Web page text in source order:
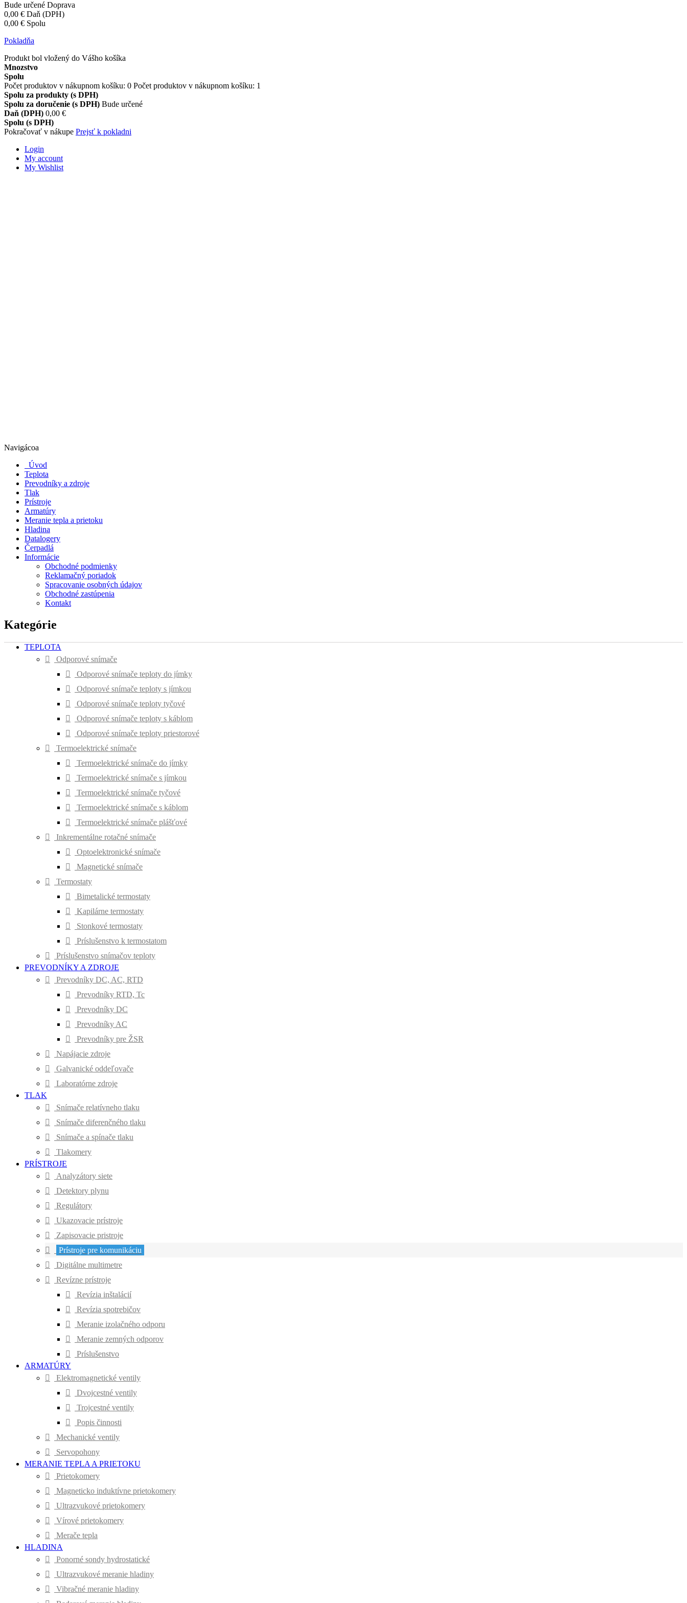
Bude určené Doprava
0,00 € Daň (DPH)
0,00 € Spolu
Pokladňa
Produkt bol vložený do Vášho košíka
Mnozstvo
Spolu
Počet produktov v nákupnom košíku: 0 Počet produktov v nákupnom košíku: 1
Spolu za produkty (s DPH)
Spolu za doručenie (s DPH) Bude určené
Daň (DPH) 0,00 €
Spolu (s DPH)
Pokračovať v nákupe Prejsť k pokladni
Login
My account
My Wishlist
Navigácoa
Úvod
Teplota
Prevodníky a zdroje
Tlak
Prístroje
Armatúry
Meranie tepla a prietoku
Hladina
Datalogery
Čerpadlá
Informácie
Obchodné podmienky
Reklamačný poriadok
Spracovanie osobných údajov
Obchodné zastúpenia
Kontakt
Kategórie
TEPLOTA
Odporové snímače
Odporové snímače teploty do jímky
Odporové snímače teploty s jímkou
Odporové snímače teploty tyčové
Odporové snímače teploty s káblom
Odporové snímače teploty priestorové
Termoelektrické snímače
Termoelektrické snímače do jímky
Termoelektrické snímače s jímkou
Termoelektrické snímače tyčové
Termoelektrické snímače s káblom
Termoelektrické snímače plášťové
Inkrementálne rotačné snímače
Optoelektronické snímače
Magnetické snímače
Termostaty
Bimetalické termostaty
Kapilárne termostaty
Stonkové termostaty
Príslušenstvo k termostatom
Príslušenstvo snímačov teploty
PREVODNÍKY A ZDROJE
Prevodníky DC, AC, RTD
Prevodníky RTD, Tc
Prevodníky DC
Prevodníky AC
Prevodníky pre ŽSR
Napájacie zdroje
Galvanické oddeľovače
Laboratórne zdroje
TLAK
Snímače relatívneho tlaku
Snímače diferenčného tlaku
Snímače a spínače tlaku
Tlakomery
PRÍSTROJE
Analyzátory siete
Detektory plynu
Regulátory
Ukazovacie prístroje
Zapisovacie pristroje
Prístroje pre komunikáciu
Digitálne multimetre
Revízne prístroje
Revízia inštalácií
Revízia spotrebičov
Meranie izolačného odporu
Meranie zemných odporov
Príslušenstvo
ARMATÚRY
Elektromagnetické ventily
Dvojcestné ventily
Trojcestné ventily
Popis činnosti
Mechanické ventily
Servopohony
MERANIE TEPLA A PRIETOKU
Prietokomery
Magneticko induktívne prietokomery
Ultrazvukové prietokomery
Vírové prietokomery
Merače tepla
HLADINA
Ponorné sondy hydrostatické
Ultrazvukové meranie hladiny
Vibračné meranie hladiny